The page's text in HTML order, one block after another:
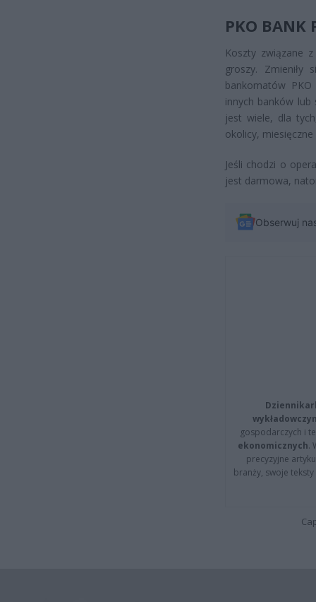
PKO BANK
Koszty związane
groszy. Zmieniły
bankomatów
innych banków lub
jest wiele, dla
okolicy,
Jeśli chodzi o
jest darmowa,
Obserwuj
gospodarczych i
ekonomicznych.
precyzyjne
branży, swoje